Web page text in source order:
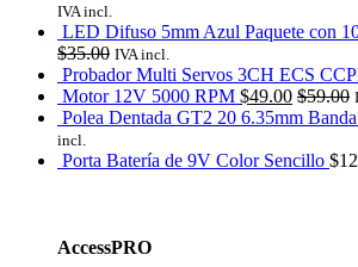
IVA incl.
LED Difuso 5mm Azul Paquete con
$35.00 IVA incl.
Probador Multi Servos 3CH ECS
Motor 12V 5000 RPM $49.00 $59.00
Polea Dentada GT2 20 6.35mm
incl.
Porta Batería de 9V Color Sencillo $
Marcas De Carrusel
AccessPRO